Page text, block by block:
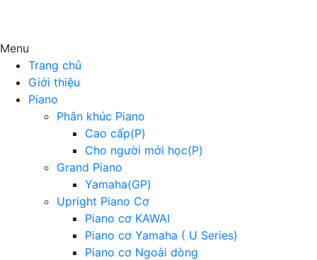
Menu
Trang chủ
Giới thiệu
Piano
Phân khúc Piano
Cao cấp(P)
Cho người mới học(P)
Grand Piano
Yamaha(GP)
Upright Piano Cơ
Piano cơ KAWAI
Piano cơ Yamaha ( U Series)
Piano cơ Ngoài dòng